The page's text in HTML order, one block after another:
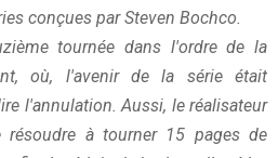
conçues par Steven Bochco.
tournée dans l'ordre de la
où, l'avenir de la série était
l'annulation. Aussi, le réalisateur
résoudre à tourner 15 pages de